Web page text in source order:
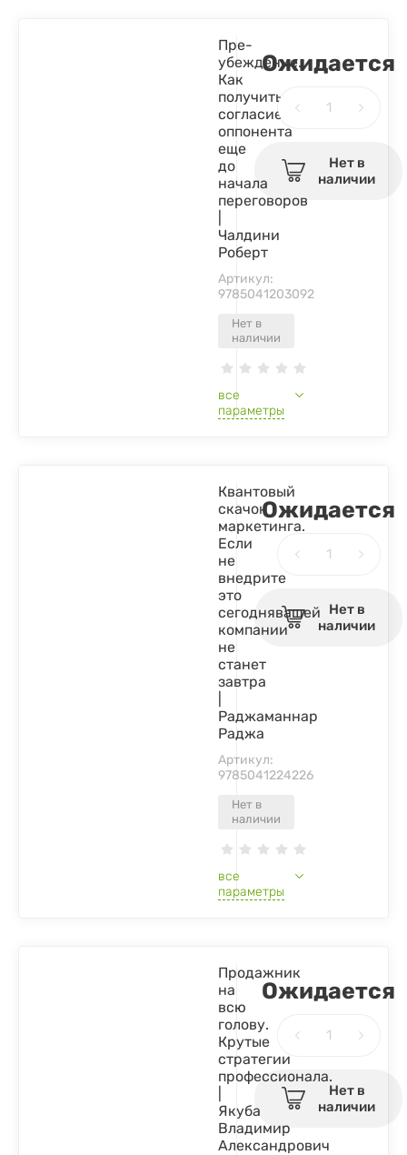
Нет в
наличии
Пре-
убеждение.
Как
получить
согласие
оппонента
еще
до
начала
переговоров
Чалдини
Роберт
Артикул:
9785041203092
все
параметры
Ожидается
Нет в
наличии
Нет в
наличии
Квантовый
скачок
маркетинга.
Если
не
внедрите
это
сегоднявашей
компании
не
станет
завтра
Раджаманнар
Раджа
Артикул:
9785041224226
все
параметры
Ожидается
Нет в
наличии
Продажник
на
всю
голову.
Крутые
стратегии
профессионала.
Якуба
Владимир
Александрович
Ожидается
Нет в
наличии